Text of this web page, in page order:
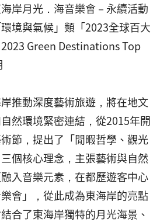
岸月光．海音樂會－永續活動
境與氣候」類「2023全球百大
Green Destinations Top
推動深度藝術旅遊，將在地文
然環境緊密連結，從2015年開
節，提出了「閒暇哲學、觀光
個核心理念，主張藝術與自然
入音樂元素，在都歷遊客中心
會」，從此成為東海岸的亮點
合了東海岸獨特的月光海景、